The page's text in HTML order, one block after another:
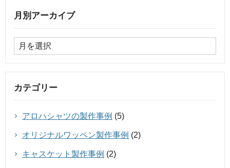
月別アーカイブ
カテゴリー
アロハシャツの製作事例 (5)
オリジナルワッペン製作事例 (2)
キャスケット製作事例 (2)